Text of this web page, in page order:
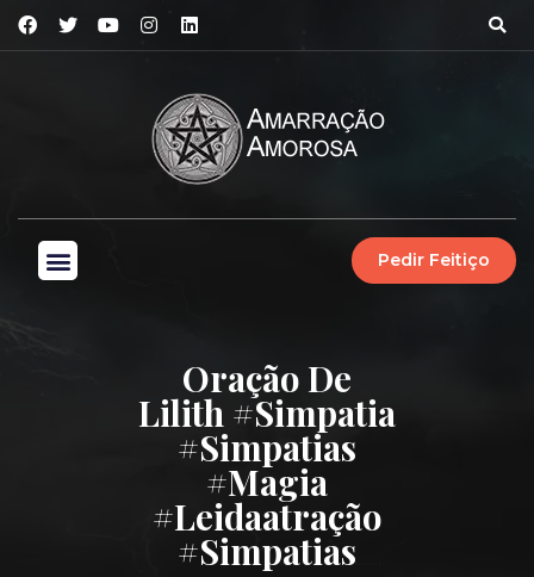
Pedir Feitiço
Oração De
Lilith #simpatia
#simpatias
#magia
#leidaatração
#simpatias